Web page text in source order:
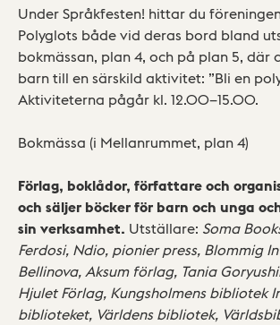
Under Språkfesten! hittar du
Polyglots både vid deras bord bland
bokmässan, plan 4, och på plan 5, där
barn till en särskild aktivitet: ”Bli en
Aktiviteterna pågår kl. 12.00–15.00.
Bokmässa (i Mellanrummet, plan 4)
Förlag, boklådor, författare och
och säljer böcker för barn och unga
sin verksamhet. Utställare: Soma
Ferdosi, Ndio, pionier press, Blommig
Bellinova, Aksum förlag, Tania
Hjulet Förlag, Kungsholmens bibliotek
biblioteket, Världens bibliotek,